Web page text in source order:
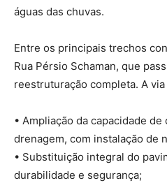
águas das chuvas.
Entre os principais trechos
Rua Pérsio Schaman, que
reestruturação completa. A
• Ampliação da capacidade de
drenagem, com instalação de
• Substituição integral do
durabilidade e segurança;